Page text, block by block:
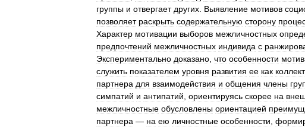
группы и отвергает других Выявление мотивов
позволяет раскрыть содержательную сторону
Характер мотивации выборов межличностных
предпочтений межличностных индивида с
Экспериментально доказано что особенности
служить показателем уровня развития ее как
партнера для взаимодействия и общения члены
симпатий и антипатий ориентируясь скорее на
межличностные обусловлены ориентацией
партнера — на ею личностные особенности